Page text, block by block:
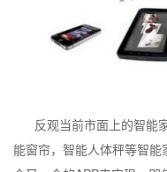
反观当前市面上的智能
能窗帘，智能人体秤等智